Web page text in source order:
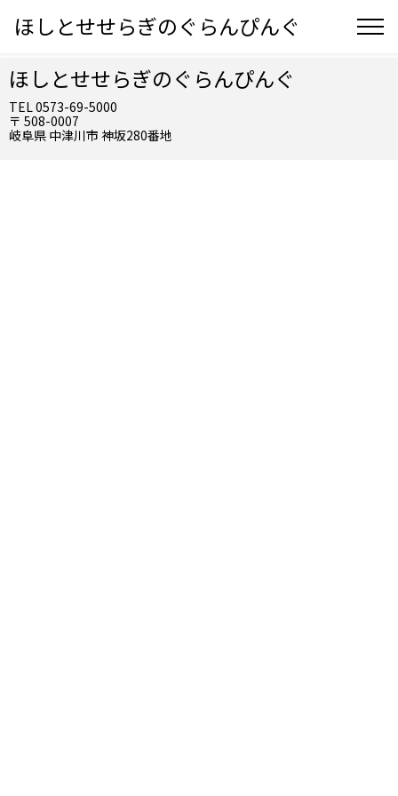
ほしとせせらぎのぐらんぴんぐ
ほしとせせらぎのぐらんぴんぐ
TEL 0573-69-5000
〒 508-0007
岐阜県 中津川市 神坂280番地